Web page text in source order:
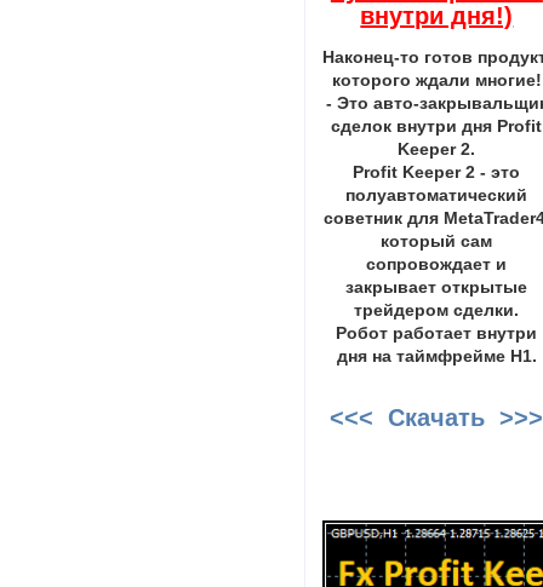
внутри дня!)
Наконец-то готов
которого ждали многие!
- Это авто-
сделок внутри дня Profit
Keeper 2.
Profit Keeper 2 - это
полуавтоматический
советник для
который сам
сопровождает и
закрывает открытые
трейдером сделки.
Робот работает внутри
дня на таймфрейме H1.
<<< Скачать >>>